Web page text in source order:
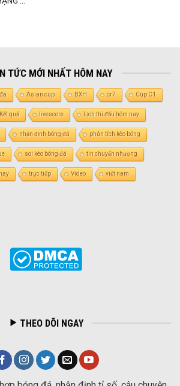
TỨC MỚI NHẤT HÔM NAY
Asian cup BXH cr7 Cúp C1
Kết quả livescore Lịch thi đấu hôm nay
nhận định bóng đá phân tích kèo bóng
soi kèo bóng đá tin chuyển nhượng
trực tiếp Video việt nam
THEO DÕI NGAY